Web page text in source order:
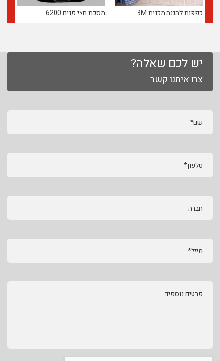
כפפות להגנה מכנית 3M מסכת חצי פנים 6200
יש לכם שאלה?
צרו איתנו קשר
שם*
טלפון*
חברה
מייל*
פרטים נוספים